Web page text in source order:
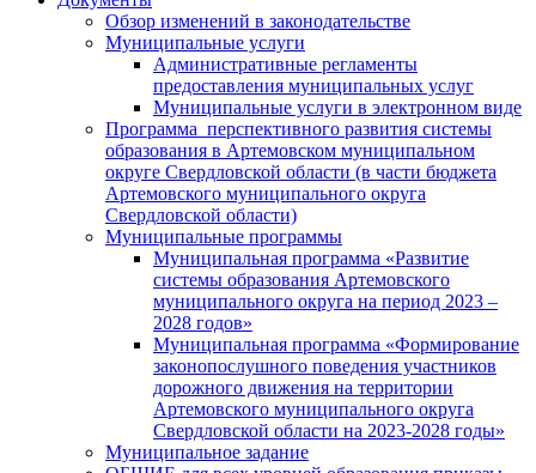
Обзор изменений в законодательстве
Муниципальные услуги
Административные регламенты
предоставления муниципальных услуг
Муниципальные услуги в электронном виде
Программа перспективного развития системы
образования в Артемовском муниципальном
округе Свердловской области (в части бюджета
Артемовского муниципального округа
Свердловской области)
Муниципальные программы
Муниципальная программа «Развитие
системы образования Артемовского
муниципального округа на период 2023 –
2028 годов»
Муниципальная программа «Формирование
законопослушного поведения участников
дорожного движения на территории
Артемовского муниципального округа
Свердловской области на 2023-2028 годы»
Муниципальное задание